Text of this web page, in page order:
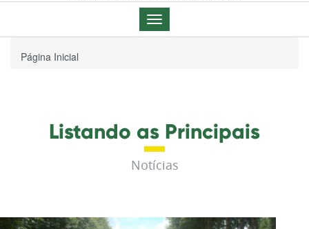
Menu
de
Página Inicial
Listando as Principais
Notícias